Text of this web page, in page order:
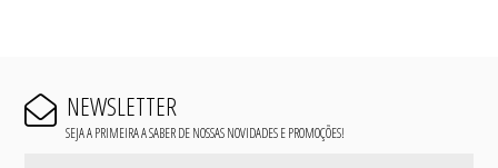
NEWSLETTER
SEJA A PRIMEIRA A SABER DE NOSSAS NOVIDADES E PROMOÇÕES!